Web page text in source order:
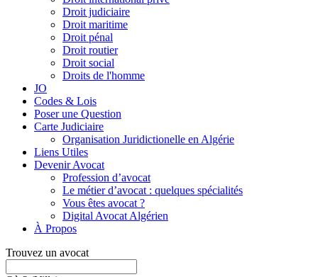
Droit judiciaire
Droit maritime
Droit pénal
Droit routier
Droit social
Droits de l'homme
JO
Codes & Lois
Poser une Question
Carte Judiciaire
Organisation Juridictionelle en Algérie
Liens Utiles
Devenir Avocat
Profession d’avocat
Le métier d’avocat : quelques spécialités
Vous êtes avocat ?
Digital Avocat Algérien
À Propos
Trouvez un avocat